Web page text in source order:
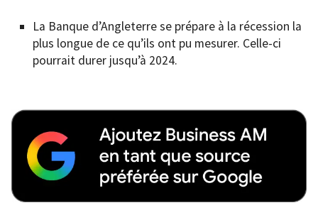
La Banque d’Angleterre se prépare à la récession la
plus longue de ce qu’ils ont pu mesurer. Celle-ci
pourrait durer jusqu’à 2024.